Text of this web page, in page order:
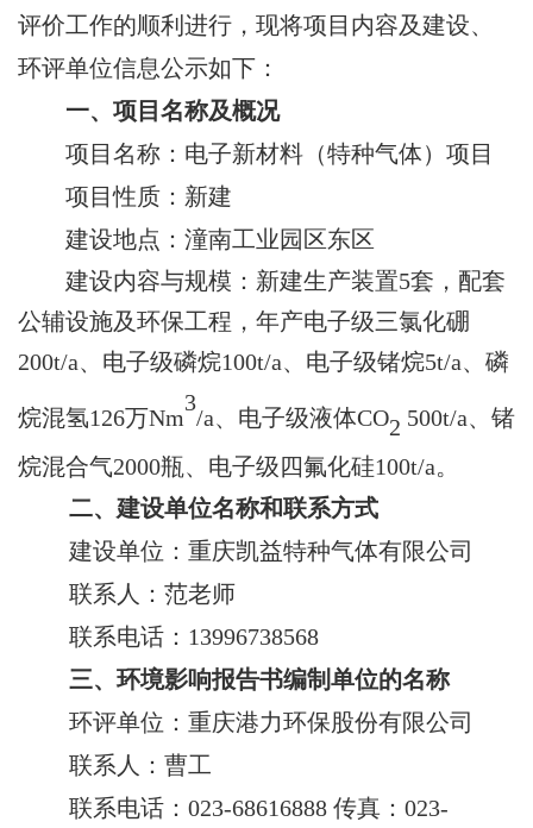
评价工作的顺利进行，现将项目内容及建设、
环评单位信息公示如下：
一、项目名称及概况
项目名称： 电子新材料（特种气体）项目
项目性质： 新建
建设地点：潼南工业园区东区
建设内容与规模： 新建生产装置5套，配套
公辅设施及环保工程，年产电子级三氯化硼
200t/a、电子级磷烷100t/a、电子级锗烷5t/a、磷
烷混氢126万Nm
3
/a、电子级液体CO2 500t/a、锗
烷混合气2000瓶、电子级四氟化硅100t/a。
二、建设单位名称和联系方式
建设单位： 重庆凯益特种气体有限公司
联系人： 范老师
联系电话： 13996738568
三、环境影响报告书编制单位的名称
环评单位： 重庆港力环保股份有限公司
联系人：曹工
联系电话： 023-68616888 传真： 023-